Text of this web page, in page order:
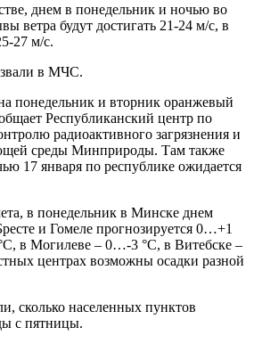
днем в понедельник и ночью во
ветра будут достигать 21-24 м/с, в
27 м/с.
в МЧС.
понедельник и вторник оранжевый
Республиканский центр по
радиоактивного загрязнения и
среды Минприроды. Там также
17 января по республике ожидается
в понедельник в Минске днем
и Гомеле прогнозируется 0…+1
в Могилеве – 0…-3 °С, в Витебске –
центрах возможны осадки разной
сколько населенных пунктов
с пятницы.